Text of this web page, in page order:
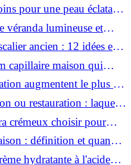
pièces ?
pour une peau éclatante
véranda lumineuse et
ancien : 12 idées et
capillaire maison qui
des cheveux ?
augmentent le plus la
la revente ?
ou restauration : laquelle
logement ?
crémeux choisir pour
: définition et quand
hydratante à l'acide